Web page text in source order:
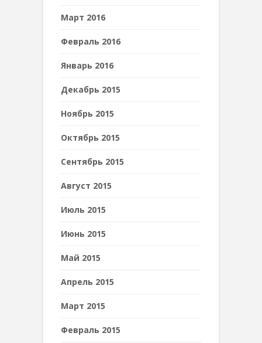
Март 2016
Февраль 2016
Январь 2016
Декабрь 2015
Ноябрь 2015
Октябрь 2015
Сентябрь 2015
Август 2015
Июль 2015
Июнь 2015
Май 2015
Апрель 2015
Март 2015
Февраль 2015